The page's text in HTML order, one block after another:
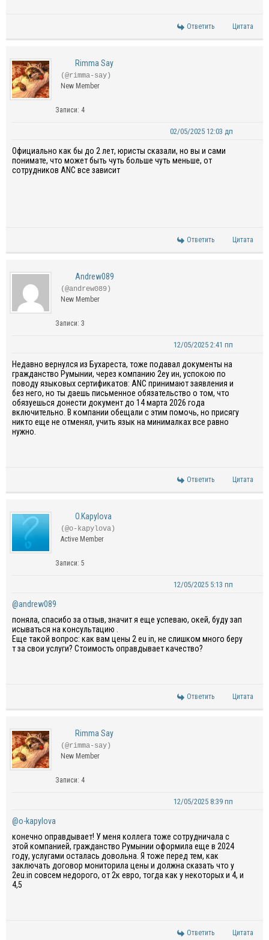
Ответить Цитата
Rimma Say
(@rimma-say)
New Member
Записи: 4
02/05/2025 12:03 дп
Официально как бы до 2 лет, юристы сказали, но вы и сами
понимате, что может быть чуть больше чуть меньше, от
сотрудников ANC все зависит
Ответить Цитата
Andrew089
(@andrew089)
New Member
Записи: 3
12/05/2025 2:41 пп
Недавно вернулся из Бухареста, тоже подавал документы на
гражданство Румынии, через компанию 2еу ин, успокою по
поводу языковых сертификатов: ANC принимают заявления и
без него, но ты даешь письменное обязательство о том, что
обязуешься донести документ до 14 марта 2026 года
включительно. В компании обещали с этим помочь, но присягу
никто еще не отменял, учить язык на минималках все равно
нужно.
Ответить Цитата
O.Kapylova
(@o-kapylova)
Active Member
Записи: 5
12/05/2025 5:13 пп
@andrew089
поняла, спасибо за отзыв, значитя еще успеваю, окей, будузап
исываться на консультацию
Еще такой вопрос: как вам цены 2 eu in, не слишком много беру
тза свои услуги? Стоимость оправдываеткачество?
Ответить Цитата
Rimma Say
(@rimma-say)
New Member
Записи: 4
12/05/2025 8:39 пп
@o-kapylova
конечно оправдывает! У меня коллега тоже сотрудничала с
этой компанией, гражданство Румынии оформила еще в 2024
году, услугами осталась довольна. Я тоже перед тем, как
заключать договор мониторила цены и должна сказать что у
2eu.in совсем недорого, от 2к евро, тогда как у некоторых и 4, и
4,5
Ответить Цитата